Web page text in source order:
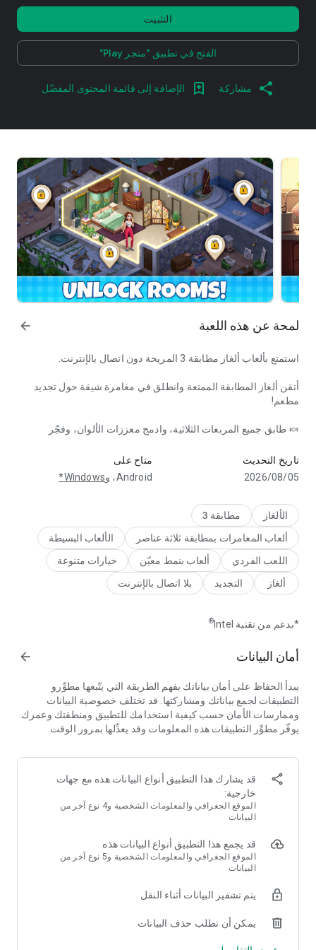
التثبيت
الفتح في تطبيق "متجر Play"
مشاركة الإضافة إلى قائمة المحتوى المفضّل
لمحة عن هذه اللعبة arrow_forward
استمتع بألعاب ألغاز مطابقة 3 المريحة دون اتصال بالإنترنت.
أتقن ألغاز المطابقة الممتعة وانطلق في مغامرة شيقة حول تجديد
مطعم!
🍬 طابق جميع المربعات الثلاثية، وادمج معززات الألوان، وفجّر
العقبات لتتجاوز مستويات لعبة المطابقة الممتعة! انغمس في المرح!
🚫 يمكنك لعب ألغاز مطابقة 3 الأصلية والمجانية من Manor Cafe
🎨 أظهر مهاراتك في تصميم الحدائق والمنازل، وجدّد المطعم
والمقهى، ومطبخ القصر، وقاعة الطعام، وغرف المنزل، والحديقة
اليابانية، والفندق، والجزيرة، وغرفة الأطفال، والمناظر الساحلية،
والميناء، والمزرعة، وغيرها من الأماكن بديكور ثلاثي الأبعاد رائع!
وشد البراغي والصواميل، وساعد الأبطال في حل المشاكل البسيطة،
ملحمة مغامرات مطابقة 3 مليئة بتحديات الحياة الممتعة، والرحلات
والغموض، وعِش الإثارة بكسلًا بكسلًا!
👨‍🍳 ساعد الطاهي في طهي أطعمة لذيذة وتعلم وصفات جديدة مثل
البرجر والبيتزا والكوكيز والكيك والفطائر!
👨‍👩‍👧‍👦 العب بمفردك أو مع عائلتك، أو انضم إلى نادٍ، وتعرّف على
أصدقاء جدد في الدردشة عبر الإنترنت، وتسابق مع لاعبين بالغين من
جميع أنحاء العالم للفوز بميداليات ملكية!
كان لديك حلم واحد عندما اشتريت هذا المطعم العريق: إعادة رونقه
حلقة تُقدّم شخصيات جديدة مرحة، بما في ذلك طفل رضيع.
تاريخ التحديث
05‏/08‏/2026
متاح على
‫Android، و Windows*
الألغاز
مطابقة 3
ألعاب المغامرات بمطابقة ثلاثة عناصر
الألعاب البسيطة
اللعب الفردي
ألعاب بنمط معيّن
خيارات متنوعة
ألغاز
التجديد بلا اتصال بالإنترنت
*بدعم من تقنية ‎Intel ®
أمان البيانات arrow_forward
يبدأ الحفاظ على أمان بياناتك بفهم الطريقة التي يتّبعها مطوِّرو
التطبيقات لجمع بياناتك ومشاركتها. قد تختلف خصوصية البيانات
وممارسات الأمان حسب كيفية استخدامك للتطبيق ومنطقتك وعمرك.
يوفّر مطوِّر التطبيقات هذه المعلومات وقد يعدِّلها بمرور الوقت.
قد يشارك هذا التطبيق أنواع البيانات هذه مع جهات
خارجية:
الموقع الجغرافي والمعلومات الشخصية و4 نوع آخر من
البيانات
قد يجمع هذا التطبيق أنواع البيانات هذه
الموقع الجغرافي والمعلومات الشخصية و5 نوع آخر من
البيانات
يتم تشفير البيانات أثناء النقل
يمكن أن تطلب حذف البيانات